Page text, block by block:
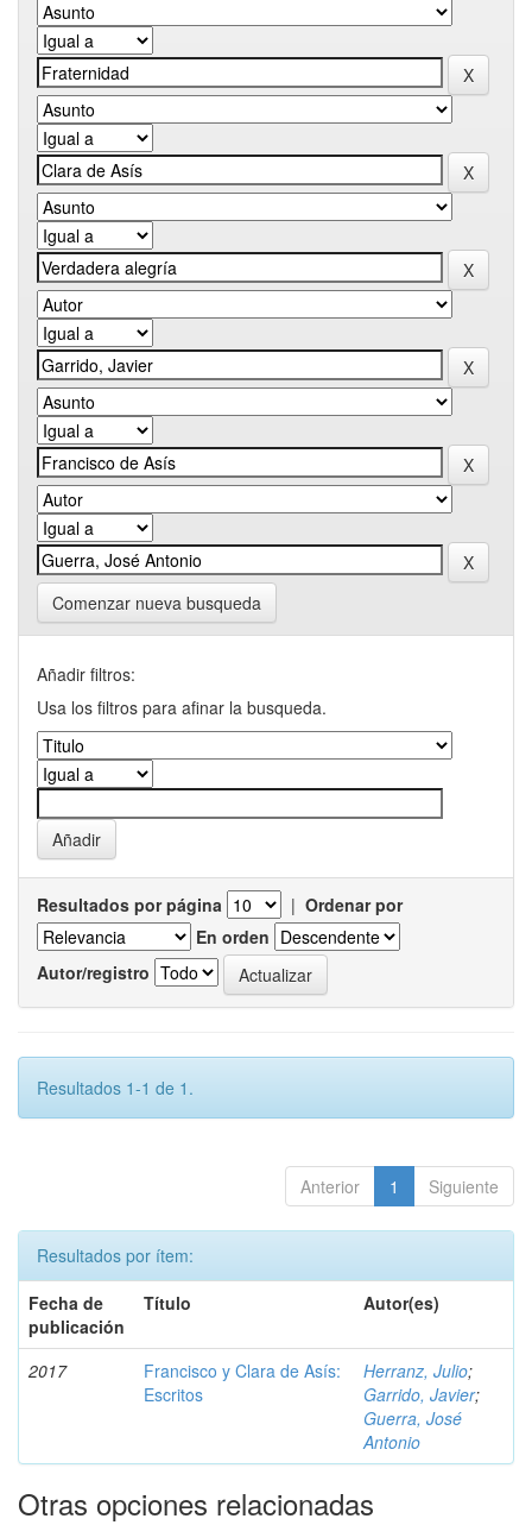
Comenzar nueva busqueda
Añadir filtros:
Usa los filtros para afinar la busqueda.
Resultados por página | Ordenar por
En orden
Autor/registro
Resultados 1-1 de 1.
Anterior 1 Siguiente
Resultados por ítem:
Fecha de
publicación
Título Autor(es)
2017
Francisco y Clara de Asís:
Escritos
Herranz, Julio;
Garrido, Javier;
Guerra, José
Antonio
Otras opciones relacionadas